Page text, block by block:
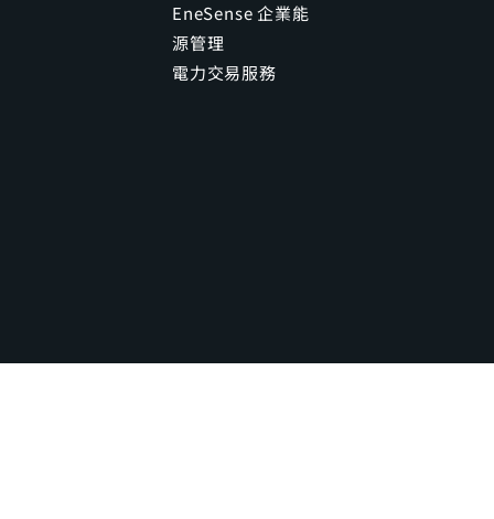
EneSense 企業能
源管理
電力交易服務